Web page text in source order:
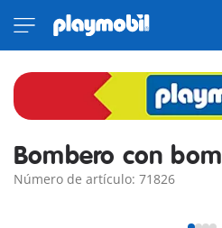
Bombero con
Número de artículo: 71826